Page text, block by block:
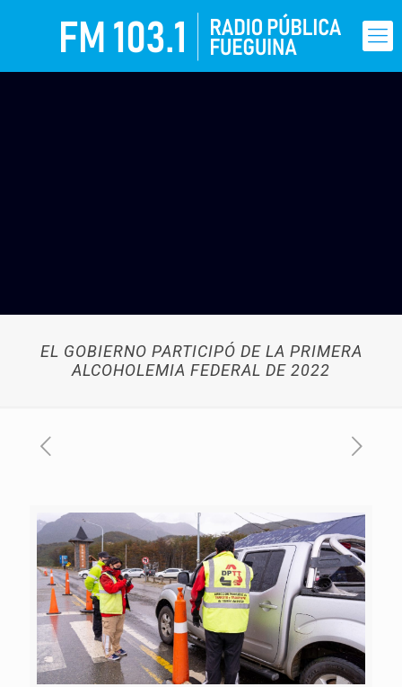
EL GOBIERNO PARTICIPÓ DE LA PRIMERA
ALCOHOLEMIA FEDERAL DE 2022